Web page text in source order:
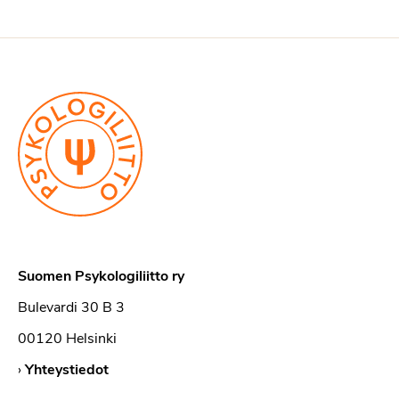
Suomen Psykologiliitto ry
Bulevardi 30 B 3
00120 Helsinki
›Yhteystiedot